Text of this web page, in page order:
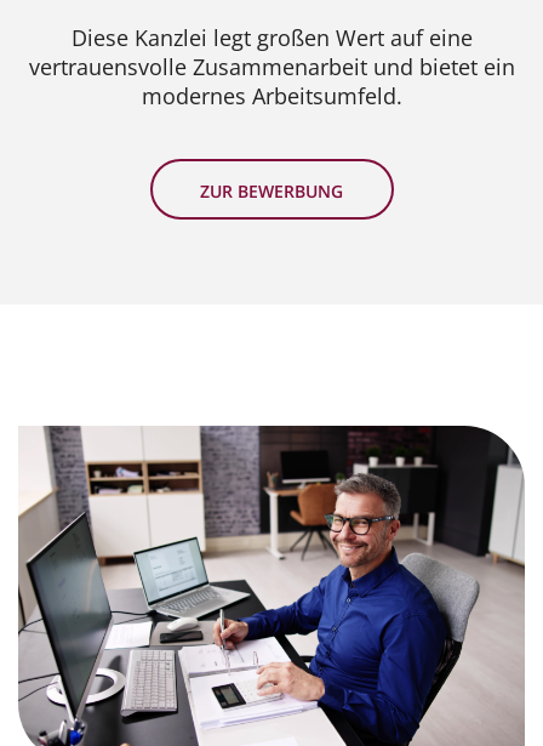
Diese Kanzlei legt großen Wert auf eine
vertrauensvolle Zusammenarbeit und bietet ein
modernes Arbeitsumfeld.
ZUR BEWERBUNG